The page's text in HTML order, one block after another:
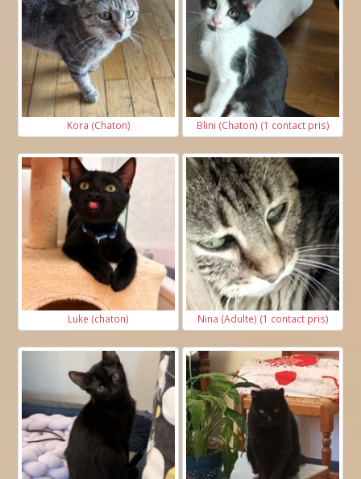
Vous vivez :
Seul(e)
En colocation
Avec vos parents
Avec un conjoint
Avec des enfants
Si vous vivez avec des enfants, combien sont-
ils et quel âge ont-ils ?
Avez-vous déjà eu un chat ?*
Avez-vous des animaux actuellement ? Si oui,
lesquels ?
Kora (Chaton) Blini (Chaton) (1 contact pris)
Luke (chaton) Nina (Adulte) (1 contact pris)